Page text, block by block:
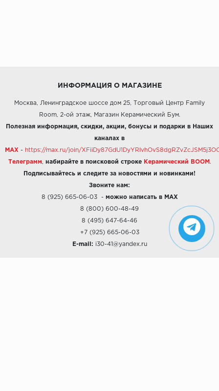
ИНФОРМАЦИЯ О МАГАЗИНЕ
Москва, Ленинградское шоссе дом 25, Торговый Центр Family
Room, 2-ой этаж, Магазин Керамический Бум.
Полезная информация, скидки, акции, бонусы и подарки в Наших
каналах в
MAX - https://max.ru/join/
Телеграмм набирайте в поисковой строке Керамический BOOM .
Подписывайтесь и следите за новостями и новинками!
Звоните нам:
8 (925) 665-06-03- можно написать в MAX
8 (800) 600-48-49
8 (495) 647-64-46
+7 (925) 665-06-03
E-mail: i30-41@yandex.ru